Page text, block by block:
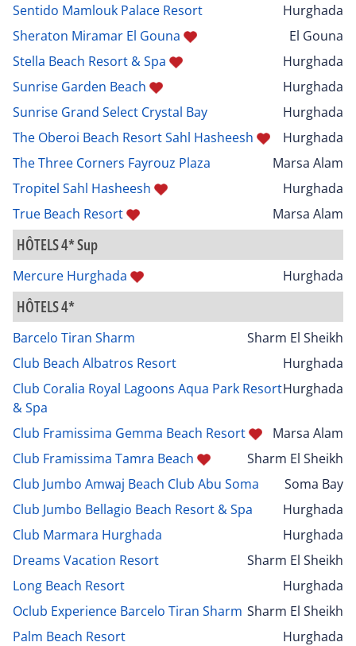
Sentido Mamlouk Palace Resort
Hurghada
Sheraton Miramar El Gouna
El Gouna
Stella Beach Resort & Spa
Hurghada
Sunrise Garden Beach
Hurghada
Sunrise Grand Select Crystal Bay
Hurghada
The Oberoi Beach Resort Sahl Hasheesh
Hurghada
The Three Corners Fayrouz Plaza
Marsa Alam
Tropitel Sahl Hasheesh
Hurghada
True Beach Resort
Marsa Alam
HÔTELS 4* Sup
Mercure Hurghada Hurghada
HÔTELS 4*
Barcelo Tiran Sharm
Sharm El Sheikh
Club Beach Albatros Resort
Hurghada
Club Coralia Royal Lagoons Aqua Park Resort
& Spa
Hurghada
Club Framissima Gemma Beach Resort
Marsa Alam
Club Framissima Tamra Beach
Sharm El Sheikh
Club Jumbo Amwaj Beach Club Abu Soma
Soma Bay
Club Jumbo Bellagio Beach Resort & Spa
Hurghada
Club Marmara Hurghada
Hurghada
Dreams Vacation Resort
Sharm El Sheikh
Long Beach Resort
Hurghada
Oclub Experience Barcelo Tiran Sharm Sharm El Sheikh
Palm Beach Resort
Hurghada